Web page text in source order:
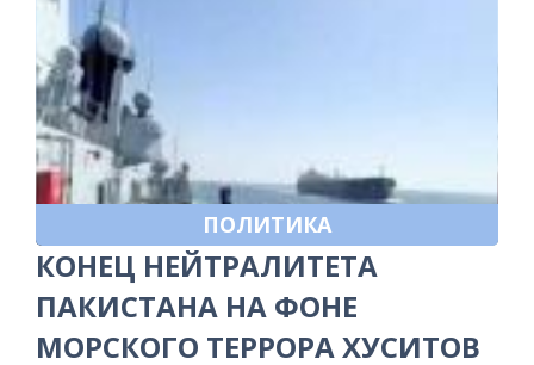
ПОЛИТИКА
КОНЕЦ НЕЙТРАЛИТЕТА
ПАКИСТАНА НА ФОНЕ
МОРСКОГО ТЕРРОРА ХУСИТОВ